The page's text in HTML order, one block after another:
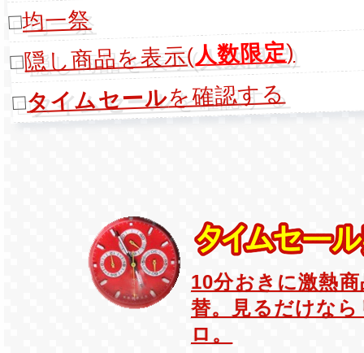
□均一祭
□隠し商品を表示(人数限定)
□タイムセールを確認する
10分おきに激熱
替。見るだけな
ロ。